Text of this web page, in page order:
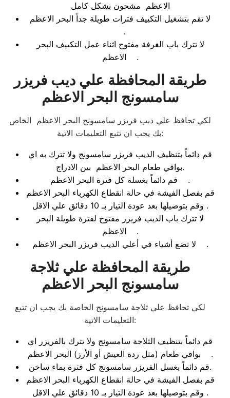
الاعظم مشحون بشكل كامل
لا تقم بتشغيل التكييف فترات طويلة جداً البحر الاعظم
.
لا تترك باب الغرفة مفتوح اثناء عمل التكييف البحر
الاعظم .
طريقة المحافظة علي ديب فريزر
سامسونج البحر الاعظم
لكي تحافظ علي ديب فريزر سامسونج البحر الاعظم الخاص
بك يجب ان تتبع التعليمات الاتية:
قم دائماً بتنظيف الديب فريزر سامسونج ولا تترك به اي
بواقي طعام البحر الاعظم بين الادراج.
قم دائماً بغسلة كل فترة البحر الاعظم .
قم بفصل الفيشة في حالة انقطاع الكهرباء البحر الاعظم
وقم بتوصيلها بعد عودة التيار بـ 10 دقائق علي الاقل.
لا تترك باب الديب فريزر مفتوح لفترة طويلة البحر
الاعظم .
لا تضع أشياء في أعلي الديب فريزر البحر الاعظم .
طريقة المحافظة علي ثلاجة
سامسونج البحر الاعظم
لكي تحافظ علي ثلاجة سامسونج الخاصة بك يجب ان تتبع
التعليمات الاتية:
قم دائماً بتنظيف الثلاجة سامسونج ولا تترك بالفريزر اي
بواقي طعام (مثل ردة العيش أو الأرز) البحر الاعظم .
قم دائماً بغسل الفريزر سامسونج كل فترة بماء ساخن.
قم بفصل الفيشة في حالة انقطاع الكهرباء البحر الاعظم
وقم بتوصيلها بعد عودة التيار بـ 10 دقائق علي الاقل.